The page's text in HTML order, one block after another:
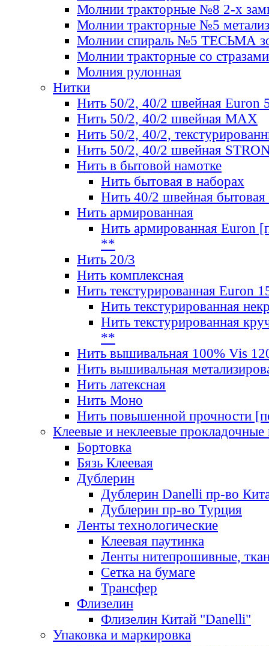
Молнии тракторные №8 2-х
Молнии тракторные №5
Молнии спираль №5 ТЕСЬМА
Молнии тракторные со стразами
Молния рулонная
Нитки
Нить 50/2, 40/2 швейная Euron
Нить 50/2, 40/2 швейная МАХ
Нить 50/2, 40/2,
Нить 50/2, 40/2 швейная
Нить в бытовой намотке
Нить бытовая в наборах
Нить 40/2 швейная бытовая
Нить армированная
Нить армированная Euron
**
Нить 20/3
Нить комплексная
Нить текстурированная Euron
Нить текстурированная
Нить текстурированная
**
Нить вышивальная 100% Vis
Нить вышивальная
Нить латексная
Нить Моно
Нить повышенной прочности
Клеевые и неклеевые прокладочные
Бортовка
Бязь Клеевая
Дублерин
Дублерин Danelli пр-во
Дублерин пр-во Турция
Ленты технологические
Клеевая паутинка
Ленты нитепрошивные,
Сетка на бумаге
Трансфер
Флизелин
Флизелин Китай "Danelli"
Упаковка и маркировка